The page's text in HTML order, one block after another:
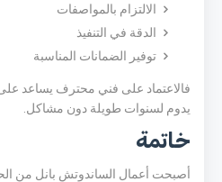
الالتزام بالمواصفات
الدقة في التنفيذ
توفير الضمانات المناسبة
فالاعتماد على فني محترف يساعد
يدوم لسنوات طويلة دون مشاكل.
خاتمة
أصبحت أعمال الساندوتش بانل من